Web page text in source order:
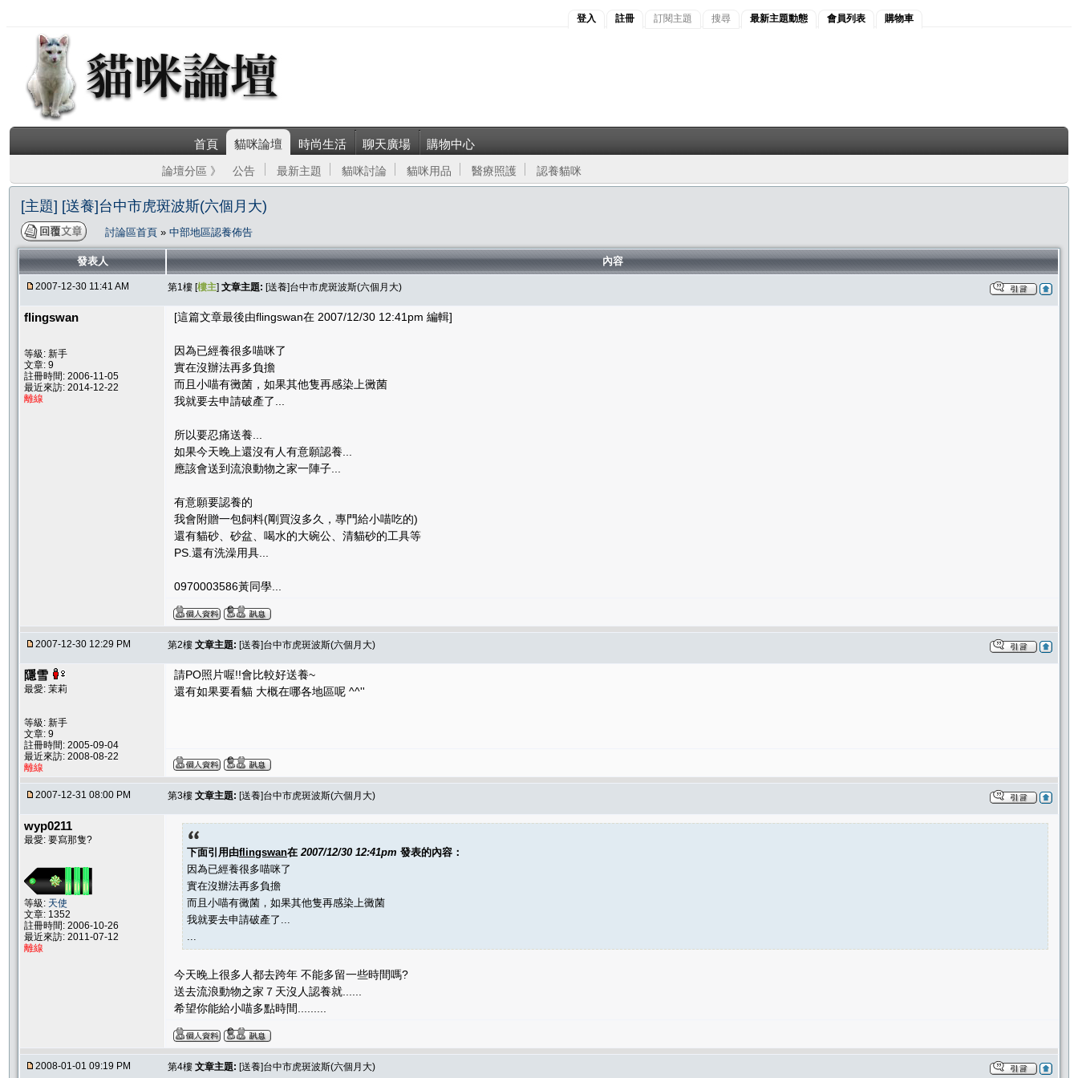
登入 註冊 訂閱主題 搜尋 最新主題動態 會員列表 購物車
首頁 貓咪論壇 時尚生活 聊天廣場 購物中心
論壇分區 》 公告 最新主題 貓咪討論 貓咪用品 醫療照護 認養貓咪
[主題] [送養]台中市虎斑波斯(六個月大)
討論區首頁 » 中部地區認養佈告
發表人 內容
2007-12-30 11:41 AM 第1樓 [樓主] 文章主題: [送養]台中市虎斑波斯(六個月大)
flingswan
等級: 新手
文章: 9
註冊時間: 2006-11-05
最近來訪: 2014-12-22
離線
[這篇文章最後由flingswan在 2007/12/30 12:41pm 編輯]
因為已經養很多喵咪了
實在沒辦法再多負擔
而且小喵有黴菌，如果其他隻再感染上黴菌
我就要去申請破產了...
所以要忍痛送養...
如果今天晚上還沒有人有意願認養...
應該會送到流浪動物之家一陣子...
有意願要認養的
我會附贈一包飼料(剛買沒多久，專門給小喵吃的)
還有貓砂、砂盆、喝水的大碗公、清貓砂的工具等
PS.還有洗澡用具...
0970003586黃同學...
2007-12-30 12:29 PM 第2樓 文章主題: [送養]台中市虎斑波斯(六個月大)
隱雪
最愛: 茉莉
等級: 新手
文章: 9
註冊時間: 2005-09-04
最近來訪: 2008-08-22
離線
請PO照片喔!!會比較好送養~
還有如果要看貓 大概在哪各地區呢 ^^''
2007-12-31 08:00 PM 第3樓 文章主題: [送養]台中市虎斑波斯(六個月大)
wyp0211
最愛: 要寫那隻?
等級: 天使
文章: 1352
註冊時間: 2006-10-26
最近來訪: 2011-07-12
離線
下面引用由flingswan在 2007/12/30 12:41pm 發表的內容：
因為已經養很多喵咪了
實在沒辦法再多負擔
而且小喵有黴菌，如果其他隻再感染上黴菌
我就要去申請破產了...
今天晚上很多人都去跨年 不能多留一些時間嗎?
送去流浪動物之家７天沒人認養就......
希望你能給小喵多點時間.........
2008-01-01 09:19 PM 第4樓 文章主題: [送養]台中市虎斑波斯(六個月大)